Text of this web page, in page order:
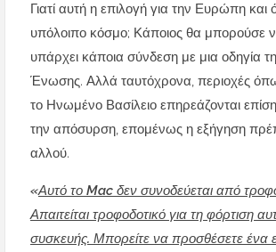
Γιατί αυτή η επιλογή για την Ευρώπη και
υπόλοιπο κόσμο; Κάποιος θα μπορούσε
υπάρχει κάποια σύνδεση με μια οδηγία
Ένωσης. Αλλά ταυτόχρονα, περιοχές
το Ηνωμένο Βασίλειο επηρεάζονται
την απόσυρση, επομένως η εξήγηση
αλλού.
«Αυτό το Mac δεν συνοδεύεται από
Απαιτείται τροφοδοτικό για τη φόρτιση
συσκευής. Μπορείτε να προσθέσετε ένα